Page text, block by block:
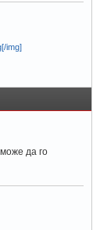
img]
да го